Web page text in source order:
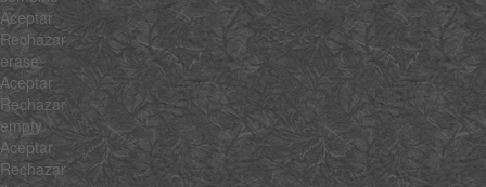
Aceptar
Rechazar
erase
Aceptar
Rechazar
empty
Aceptar
Rechazar